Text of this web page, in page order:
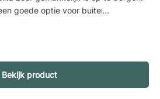
goede optie voor buiten
aan zitplaatsen kan variëren. Sterk,
Nolita-serie is gemaakt van
een poedercoating van polyesterlak.
sterke bescherming tegen corrosie
regen en vuil. Kleuren White-
Bekijk product